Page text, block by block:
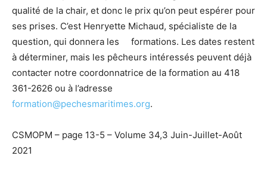
qualité de la chair, et donc le prix qu’on peut espérer pour
ses prises. C’est Henryette Michaud, spécialiste de la
question, qui donnera les formations. Les dates restent
à déterminer, mais les pêcheurs intéressés peuvent déjà
contacter notre coordonnatrice de la formation au 418
361-2626 ou à l’adresse
formation@pechesmaritimes.org.
CSMOPM – page 13-5 – Volume 34,3 Juin-Juillet-Août
2021